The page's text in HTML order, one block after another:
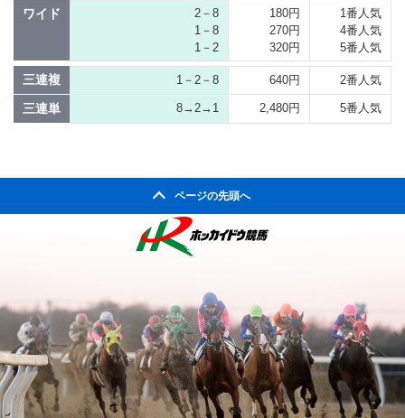
ワイド
2－8
1－8
1－2
180円
270円
320円
1番人気
4番人気
5番人気
三連複 1－2－8 640円 2番人気
三連単 8→2→1 2,480円 5番人気
ページの先頭へ